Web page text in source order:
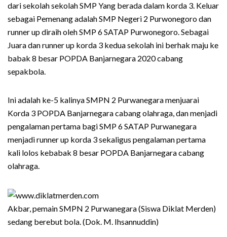
dari sekolah sekolah SMP Yang berada dalam korda 3. Keluar
sebagai Pemenang adalah SMP Negeri 2 Purwonegoro dan
runner up diraih oleh SMP 6 SATAP Purwonegoro. Sebagai
Juara dan runner up korda 3 kedua sekolah ini berhak maju ke
babak 8 besar POPDA Banjarnegara 2020 cabang
sepakbola.
Ini adalah ke-5 kalinya SMPN 2 Purwanegara menjuarai
Korda 3 POPDA Banjarnegara cabang olahraga, dan menjadi
pengalaman pertama bagi SMP 6 SATAP Purwanegara
menjadi runner up korda 3 sekaligus pengalaman pertama
kali lolos kebabak 8 besar POPDA Banjarnegara cabang
olahraga.
Akbar, pemain SMPN 2 Purwanegara (Siswa Diklat Merden)
sedang berebut bola. (Dok. M. Ihsannuddin)